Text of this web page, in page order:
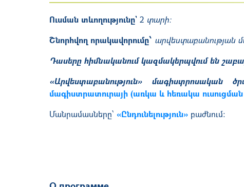
Ուսման տևողությունը` 2 տարի։
Շնորհվող որակավորումը՝ արվեստաբանության
Դասերը հիմնականում կազմակերպվում են
«Արվեստաբանություն» մագիստրոսական
մագիստրատուրայի (առկա և հեռակա ուսուցման
Մանրամասները՝ «Ընդունելություն» բաժնում: